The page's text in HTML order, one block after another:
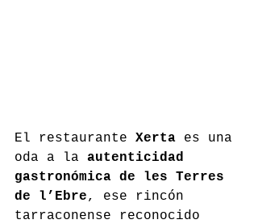
El restaurante Xerta es una
oda a la autenticidad
gastronómica de les Terres
de l’Ebre, ese rincón
tarraconense reconocido